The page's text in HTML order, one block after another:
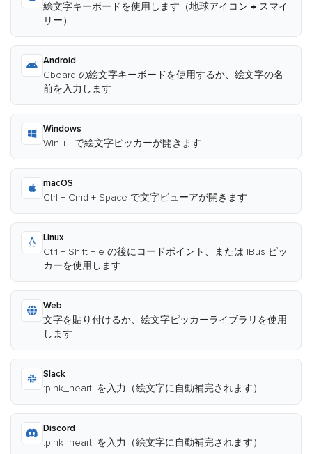
絵文字キーボードを使用します（地球アイコン → スマイ
リー）
Android
Gboard の絵文字キーボードを使用するか、絵文字の名
前を入力します
Windows
Win + . で絵文字ピッカーが開きます
macOS
Ctrl + Cmd + Space で文字ビューアが開きます
Linux
Ctrl + Shift + e の後にコードポイント、または IBus ピッ
カーを使用します
Web
文字を貼り付けるか、絵文字ピッカーライブラリを使用
します
Slack
:pink_heart: を入力（絵文字に自動補完されます）
Discord
:pink_heart: を入力（絵文字に自動補完されます）